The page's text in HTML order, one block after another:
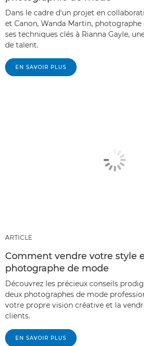
Dans le cadre d'un projet en
et Canon, Wanda Martin, photographe
ses techniques clés à Rianna Gayle,
de talent.
EN SAVOIR PLUS
ARTICLE
Comment vendre votre style
photographe de mode
Découvrez les précieux conseils
deux photographes de mode
votre propre vision créative et la
clients.
EN SAVOIR PLUS